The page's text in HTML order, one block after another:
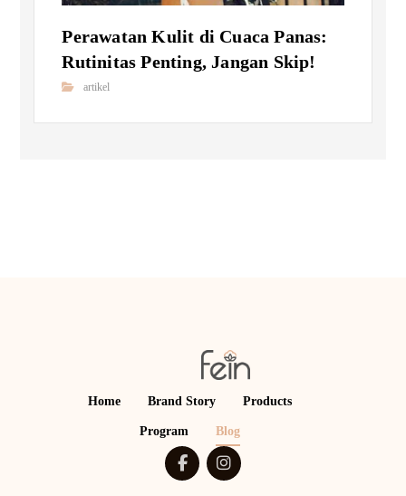
Perawatan Kulit di Cuaca Panas:
Rutinitas Penting, Jangan Skip!
artikel
Home Brand Story Products
Program Blog